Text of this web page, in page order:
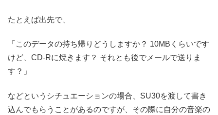
たとえば出先で、
「このデータの持ち帰りどうしますか？ 10MBくらいです
けど、CD-Rに焼きます？ それとも後でメールで送りま
す？」
などというシチュエーションの場合、SU30を渡して書き
込んでもらうことがあるのですが、その際に自分の音楽の